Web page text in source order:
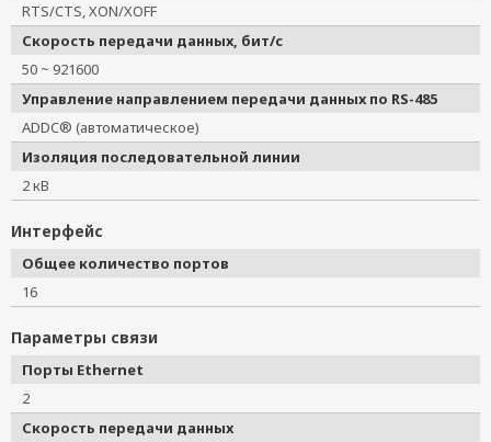
RTS/CTS, XON/XOFF
Скорость передачи данных, бит/с
50 ~ 921600
Управление направлением передачи данных по RS-485
ADDC® (автоматическое)
Изоляция последовательной линии
2 кВ
Интерфейс
Общее количество портов
16
Параметры связи
Порты Ethernet
2
Скорость передачи данных